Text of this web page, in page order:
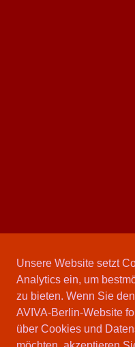
Unsere Website setzt
Analytics ein, um
zu bieten. Wenn Sie
AVIVA-Berlin-Website
über Cookies und